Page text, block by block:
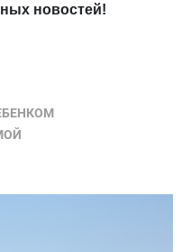
новостей!